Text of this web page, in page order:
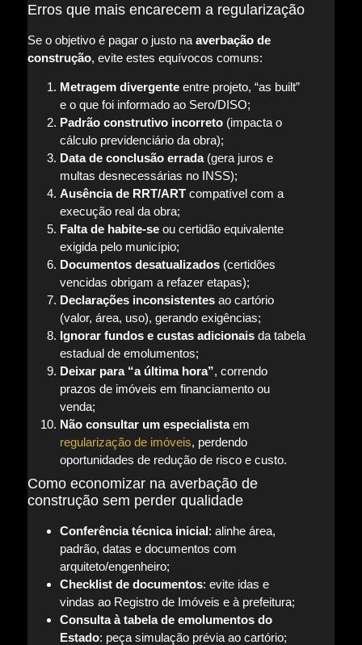
Erros que mais encarecem a regularização
Se o objetivo é pagar o justo na averbação de
construção, evite estes equívocos comuns:
Metragem divergenteentre projeto, “as built”
e o que foi informado ao Sero/DISO;
Padrão construtivo incorreto(impacta o
cálculo previdenciário da obra);
Data de conclusão errada(gera juros e
multas desnecessárias no INSS);
Ausência de RRT/ARTcompatível com a
execução real da obra;
Falta de habite-seou certidão equivalente
exigida pelo município;
Documentos desatualizados(certidões
vencidas obrigam a refazer etapas);
Declarações inconsistentesao cartório
(valor, área, uso), gerando exigências;
Ignorar fundos e custas adicionaisda tabela
estadual de emolumentos;
Deixar para “a última hora”, correndo
prazos de imóveis em financiamento ou
venda;
Não consultar um especialistaem
regularização de imóveis, perdendo
oportunidades de redução de risco e custo.
Como economizar na averbação de
construção sem perder qualidade
Conferência técnica inicial: alinhe área,
padrão, datas e documentos com
arquiteto/engenheiro;
Checklist de documentos: evite idas e
vindas ao Registro de Imóveis e à prefeitura;
Consulta à tabela de emolumentos do
Estado: peça simulação prévia ao cartório;